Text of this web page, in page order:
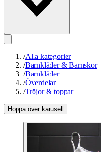
/Alla kategorier
/Barnkläder & Barnskor
/Barnkläder
/Överdelar
/Tröjor & toppar
Hoppa över karusell